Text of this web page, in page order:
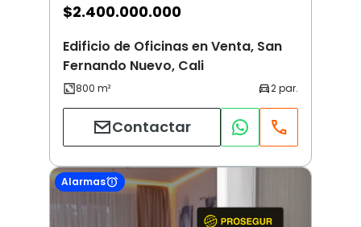
$2.400.000.000
Edificio de Oficinas en Venta, San
Fernando Nuevo, Cali
Contactar
Alarmas